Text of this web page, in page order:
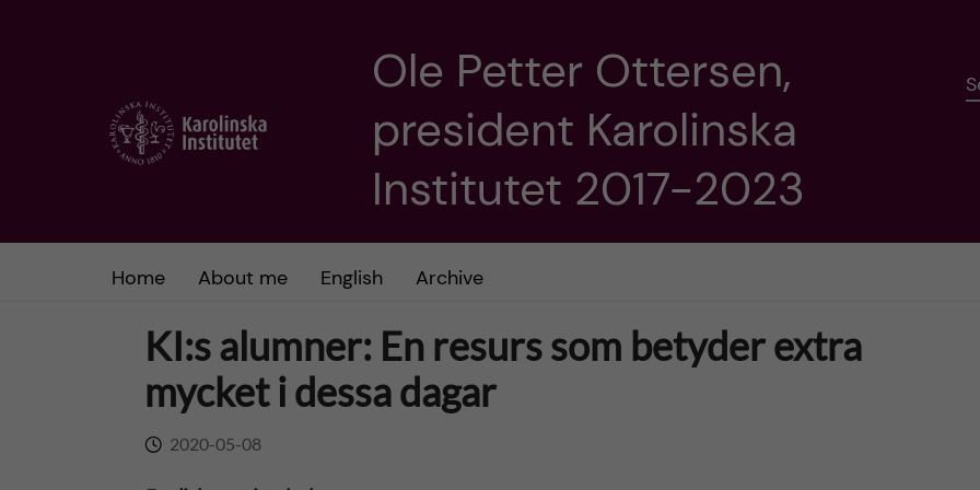
Ole Petter Ottersen,
president Karolinska
Institutet 2017-2023
Home About me English Archive
KI:s alumner: En resurs som betyder extra
mycket i dessa dagar
2020-05-08